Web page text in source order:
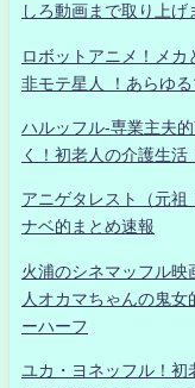
しろ動画まで取り上げ
ロボットアニメ！メカ
非モテ星人 ！あらゆ
ハルッフル-専業主夫
く！初老人の介護生活
アニゲタレスト（元
ナベ的まとめ速報
火浦のシネマッフル映
人オカマちゃんの鬼
ーハーフ
ユカ・ヨネッフル！初